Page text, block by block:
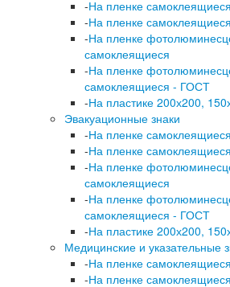
-На пленке
-На пленке
-На пленке
самоклеящиеся
-На пленке
самоклеящиеся - ГОСТ
-На пластике 200х200,
Эвакуационные знаки
-На пленке
-На пленке
-На пленке
самоклеящиеся
-На пленке
самоклеящиеся - ГОСТ
-На пластике 200х200,
Медицинские и указательные
-На пленке
-На пленке